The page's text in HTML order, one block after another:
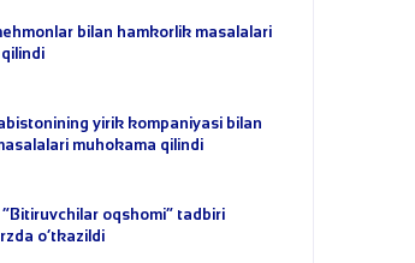
bilan hamkorlik masalalari
yirik kompaniyasi bilan
muhokama qilindi
“Bitiruvchilar oqshomi” tadbiri
o‘tkazildi